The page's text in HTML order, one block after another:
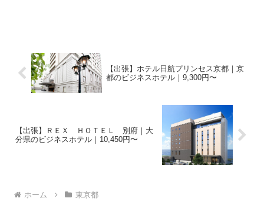
【出張】ホテル日航プリンセス京都｜京
都のビジネスホテル｜9,300円〜
【出張】ＲＥＸ ＨＯＴＥＬ 別府｜大
分県のビジネスホテル｜10,450円〜
ホーム 東京都